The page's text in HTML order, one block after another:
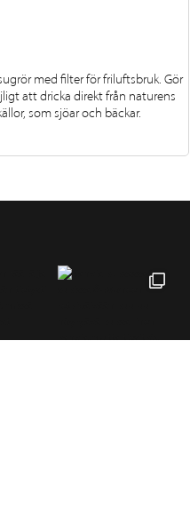
med filter för friluftsbruk. Gör
att dricka direkt från naturens
som sjöar och bäckar.